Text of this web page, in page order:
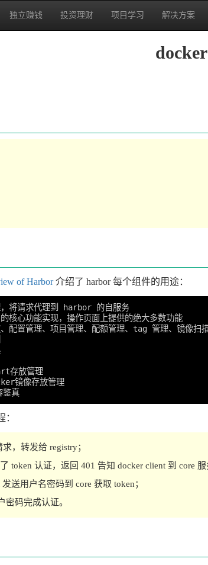
独立赚钱 投资理财 项目学习 解决方案
of Harbor介绍了 harbor 每个组件的用途：
将请求代理到 harbor 的自服务
心功能实现，操作页面上提供的绝大多数功能
配置管理、项目管理、配额管理、tag 管理、镜像扫
放管理
镜像存放管理
：
，转发给 registry；
token 认证，返回 401 告知 docker client 到 core 服
送用户名密码到 core 获取 token；
密码完成认证。